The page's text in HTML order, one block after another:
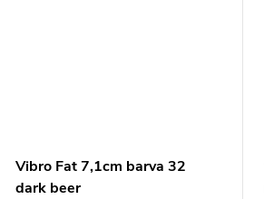
Vibro Fat 7,1cm barva 32
dark beer